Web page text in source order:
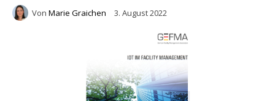
Von Marie Graichen 3. August 2022